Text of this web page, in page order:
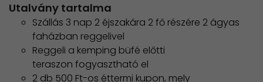
Utalvány tartalma
Szállás 3 nap 2 éjszakára 2 fő részére 2 ágyas
faházban reggelivel
Reggeli a kemping büfé előtti
teraszon fogyasztható el
2 db 500 Ft-os éttermi kupon, mely